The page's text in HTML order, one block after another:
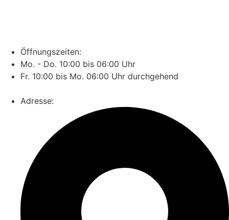
Öffnungszeiten:
Mo. - Do. 10:00 bis 06:00 Uhr
Fr. 10:00 bis Mo. 06:00 Uhr durchgehend
Adresse: